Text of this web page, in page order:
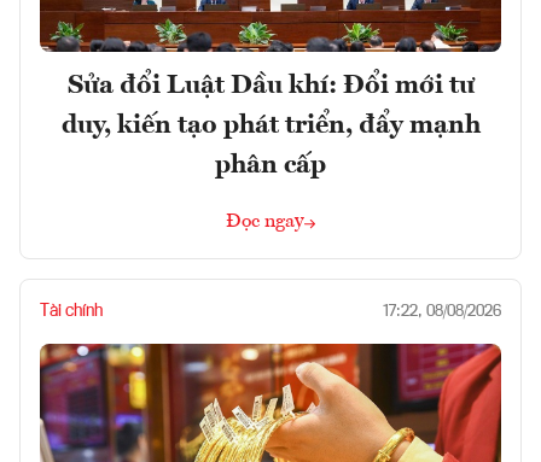
Sửa đổi Luật Dầu khí: Đổi mới tư
duy, kiến tạo phát triển, đẩy mạnh
phân cấp
Đọc ngay
Tài chính 17:22, 08/08/2026